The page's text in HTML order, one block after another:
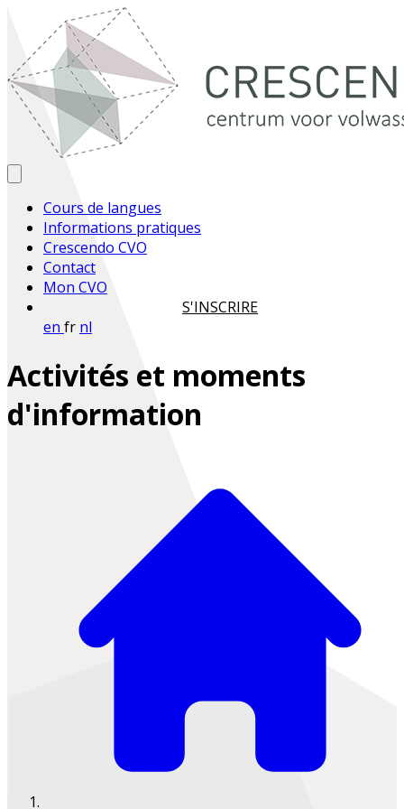
Cours de langues
Informations pratiques
Crescendo CVO
Contact
Mon CVO
S'INSCRIRE
en fr nl
Activités et moments
d'information